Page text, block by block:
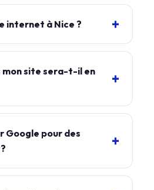
internet à Nice ?
mon site sera-t-il en
Google pour des